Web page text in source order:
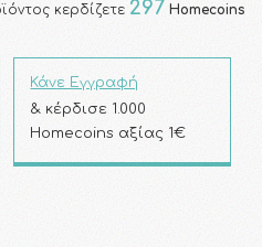
κερδίζετε 297 Homecoins
Κάνε Εγγραφή
& κέρδισε 1.000
Homecoins αξίας 1€